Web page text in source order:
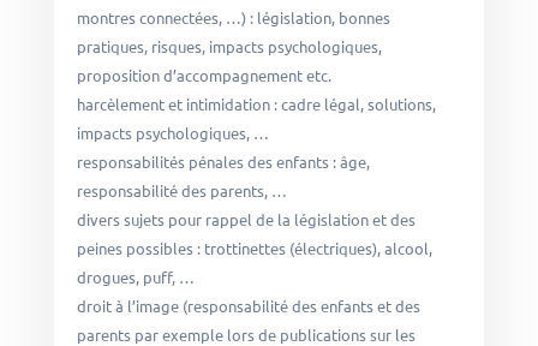
montres connectées, …) : législation, bonnes
pratiques, risques, impacts psychologiques,
proposition d’accompagnement etc.
harcèlement et intimidation : cadre légal, solutions,
impacts psychologiques, …
responsabilités pénales des enfants : âge,
responsabilité des parents, …
divers sujets pour rappel de la législation et des
peines possibles : trottinettes (électriques), alcool,
drogues, puff, …
droit à l’image (responsabilité des enfants et des
parents par exemple lors de publications sur les